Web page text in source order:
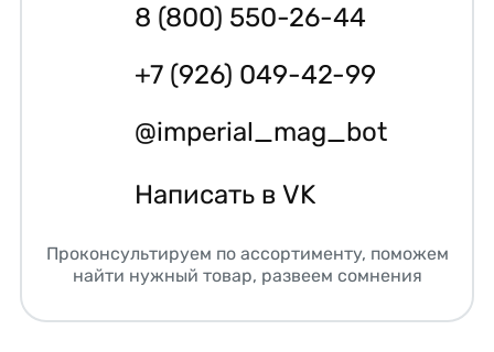
8 (800) 550-26-44
+7 (926) 049-42-99
@imperial_mag_bot
Написать в VK
Проконсультируем по ассортименту, поможем
найти нужный товар, развеем сомнения